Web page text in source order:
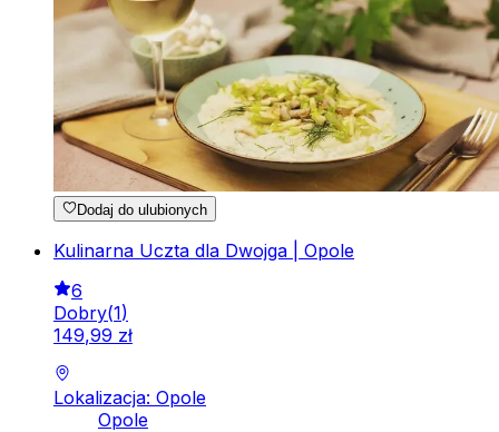
Dodaj do ulubionych
Kulinarna Uczta dla Dwojga | Opole
6
Dobry(1)
149,99 zł
Lokalizacja: Opole
Opole